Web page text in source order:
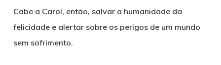
Cabe a Carol, então, salvar a humanidade da
felicidade e alertar sobre os perigos de um mundo
sem sofrimento.